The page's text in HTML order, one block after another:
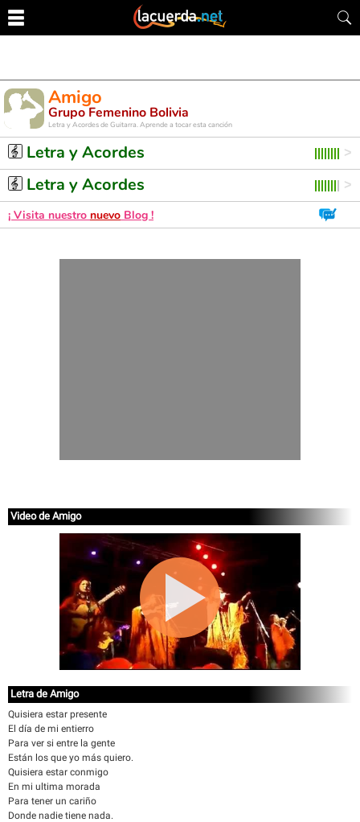
Amigo
Grupo Femenino Bolivia
Letra y Acordes de Guitarra. Aprende a tocar esta canción
Letra y Acordes
Letra y Acordes
¡ Visita nuestro nuevo Blog !
Video de Amigo
Letra de Amigo
Quisiera estar presente
El día de mi entierro
Para ver si entre la gente
Están los que yo más quiero.
Quisiera estar conmigo
En mi ultima morada
Para tener un cariño
Donde nadie tiene nada.